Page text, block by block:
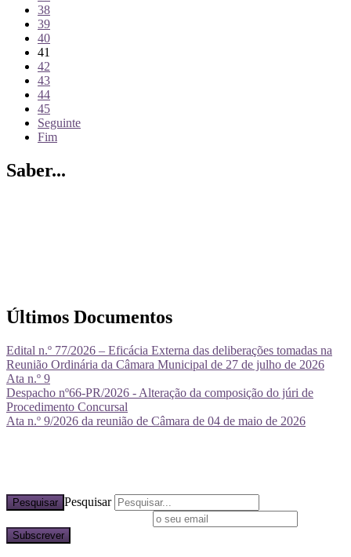
38
39
40
41
42
43
44
45
Seguinte
Fim
Saber...
Últimos Documentos
Edital n.º 77/2026 – Eficácia Externa das deliberações tomadas na
Reunião Ordinária da Câmara Municipal de 27 de julho de 2026
Ata n.º 9
Despacho nº66-PR/2026 - Alteração da composição do júri de
Procedimento Concursal
Ata n.º 9/2026 da reunião de Câmara de 04 de maio de 2026
Pesquisar Pesquisar